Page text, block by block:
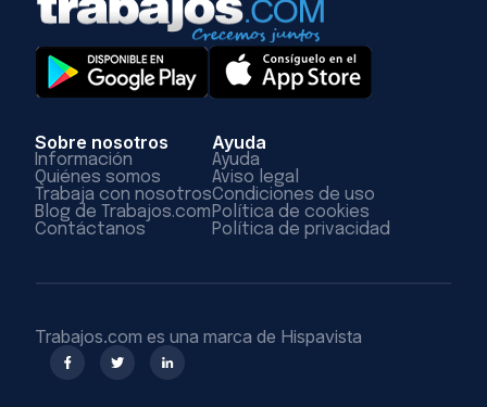
Sobre nosotros
Información
Quiénes somos
Trabaja con nosotros
Blog de Trabajos.com
Contáctanos
Ayuda
Ayuda
Aviso legal
Condiciones de uso
Política de cookies
Política de privacidad
Trabajos.com es una marca de Hispavista